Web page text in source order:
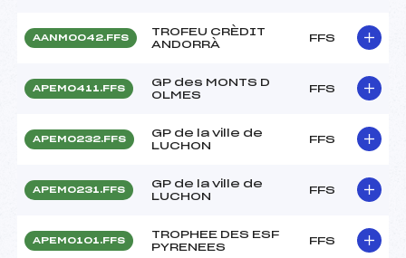
AANM0042.FFS
TROFEU CRÈDIT
ANDORRÀ
FFS
APEM0411.FFS
GP des MONTS D
OLMES
FFS
APEM0232.FFS
GP de la ville de
LUCHON
FFS
APEM0231.FFS
GP de la ville de
LUCHON
FFS
APEM0101.FFS
TROPHEE DES ESF
PYRENEES
FFS